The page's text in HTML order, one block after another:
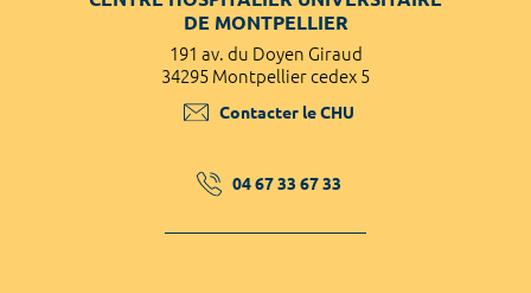
DE MONTPELLIER
191 av. du Doyen Giraud
34295 Montpellier cedex 5
Contacter le CHU
04 67 33 67 33